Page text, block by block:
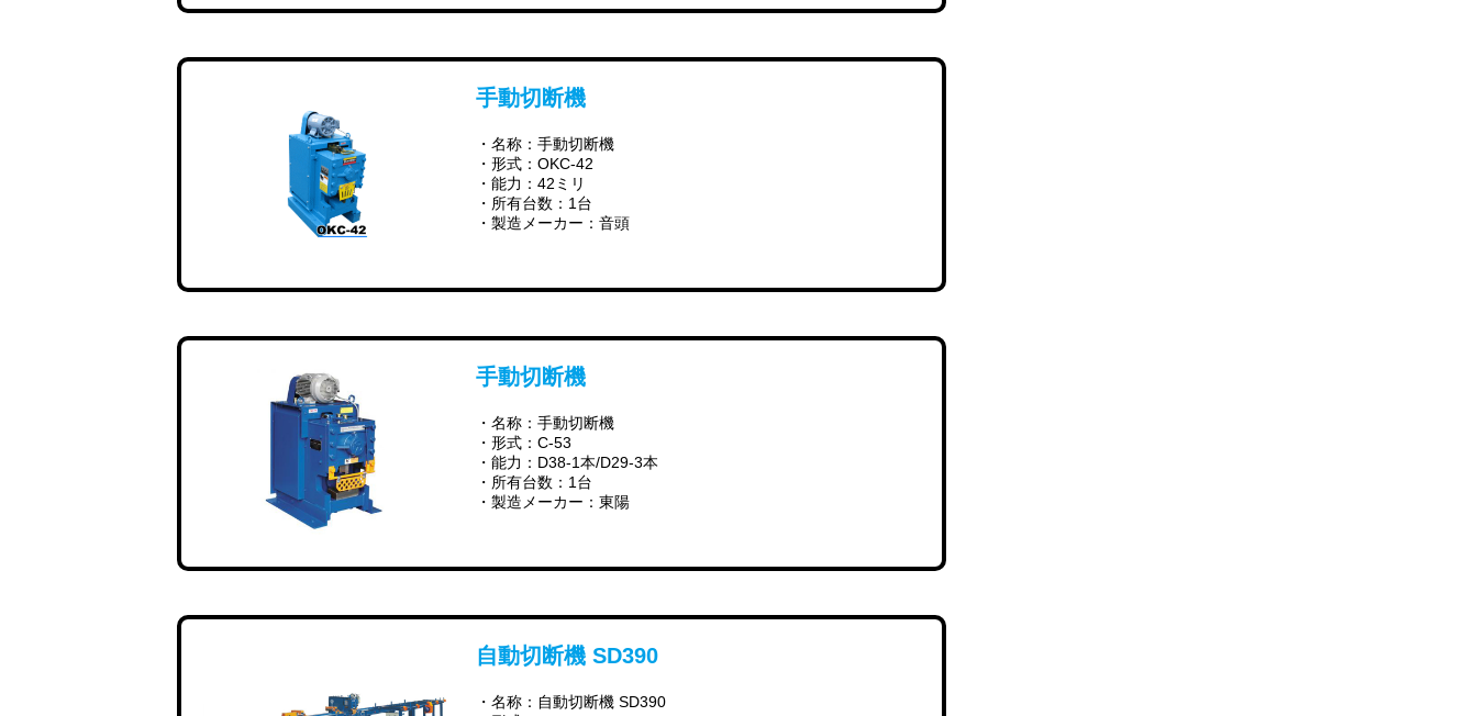
手動切断機
・名称：手動切断機
・形式：OKC-42
・能力：42ミリ
・所有台数：1台
・製造メーカー：音頭
手動切断機
・名称：手動切断機
・形式：C-53
・能力：D38-1本/D29-3本
・所有台数：1台
・製造メーカー：東陽
自動切断機 SD390
・名称：自動切断機 SD390